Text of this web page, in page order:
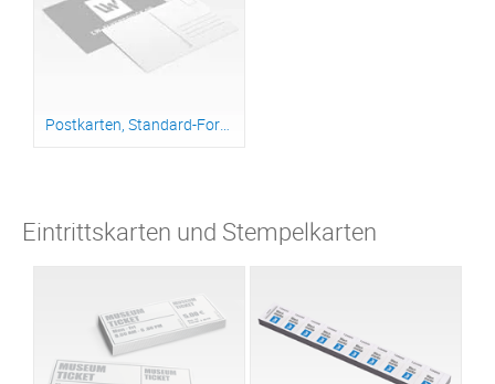
Postkarten, Standard-Formate
Eintrittskarten und Stempelkarten